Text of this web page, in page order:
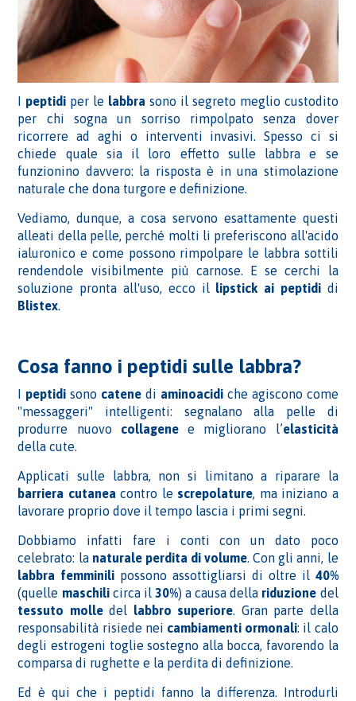
I peptidi per le labbra sono il segreto meglio custodito
per chi sogna un sorriso rimpolpato senza dover
ricorrere ad aghi o interventi invasivi. Spesso ci si
chiede quale sia il loro effetto sulle labbra e se
funzionino davvero: la risposta è in una stimolazione
naturale che dona turgore e definizione.
Vediamo, dunque, a cosa servono esattamente questi
alleati della pelle, perché molti li preferiscono all'acido
ialuronico e come possono rimpolpare le labbra sottili
rendendole visibilmente più carnose. E se cerchi la
soluzione pronta all'uso, ecco il lipstick ai peptididi
Blistex.
Cosa fanno i peptidi sulle labbra?
I peptidi sono catenedi aminoacidiche agiscono come
"messaggeri" intelligenti: segnalano alla pelle di
produrre nuovo collagenee migliorano l’elasticità
della cute.
Applicati sulle labbra, non si limitano a riparare la
barriera cutanea contro le screpolature, ma iniziano a
lavorare proprio dove il tempo lascia i primi segni.
Dobbiamo infatti fare i conti con un dato poco
celebrato: la naturale perdita di volume. Con gli anni, le
labbra femminili possono assottigliarsi di oltre il 40%
(quelle maschilicirca il 30%) a causa della riduzione del
tessuto molledel labbro superiore. Gran parte della
responsabilità risiede nei cambiamenti ormonali: il calo
degli estrogeni toglie sostegno alla bocca, favorendo la
comparsa di rughette e la perdita di definizione.
Ed è qui che i peptidi fanno la differenza. Introdurli